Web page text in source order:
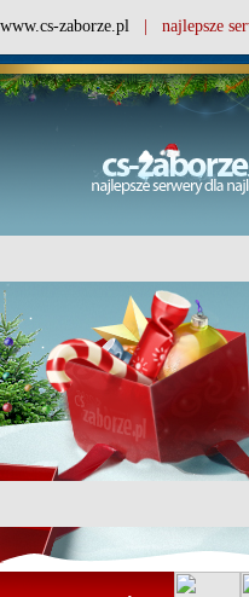
www.cs-zaborze.pl | najlepsze